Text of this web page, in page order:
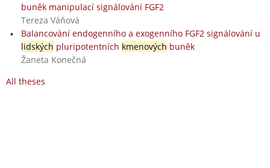
buněk manipulací signálování FGF2
Tereza Váňová
Balancování endogenního a exogenního FGF2 signálování u
lidských pluripotentních kmenových buněk
Žaneta Konečná
All theses